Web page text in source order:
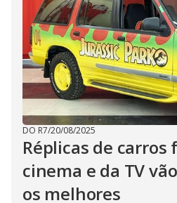
DO R7/20/08/2025
Réplicas de carros
cinema e da TV
os melhores